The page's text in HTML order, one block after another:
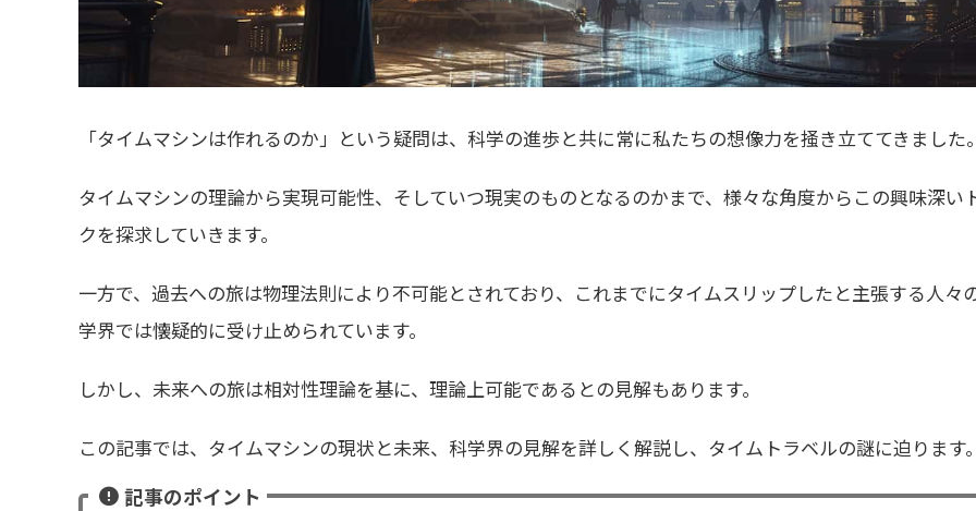
「タイムマシンは作れるのか」という疑問は、科学の進歩と共に常に私たちの想像力を掻き立ててきました
タイムマシンの理論から実現可能性、そしていつ現実のものとなるのかまで、様々な角度からこの興味深い
クを探求していきます。
一方で、過去への旅は物理法則により不可能とされており、これまでにタイムスリップしたと主張する人々
学界では懐疑的に受け止められています。
しかし、未来への旅は相対性理論を基に、理論上可能であるとの見解もあります。
この記事では、タイムマシンの現状と未来、科学界の見解を詳しく解説し、タイムトラベルの謎に迫ります
記事のポイント